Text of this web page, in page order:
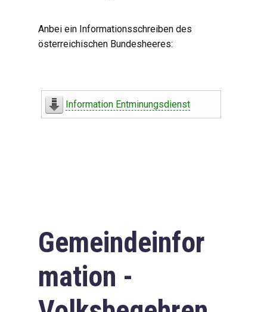
Anbei ein Informationsschreiben des
österreichischen Bundesheeres:
Information Entminungsdienst
Gemeindeinfor
mation -